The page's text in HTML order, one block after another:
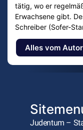
tätig, wo er
Erwachsene gibt.
Schreiber (Sofer-
Alles vom Autor
Judentum –